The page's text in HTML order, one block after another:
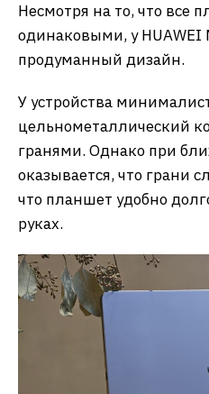
Несмотря на то, что все
одинаковыми, у HUAWEI
продуманный дизайн.
У устройства
цельнометаллический
гранями. Однако при
оказывается, что грани
что планшет удобно
руках.